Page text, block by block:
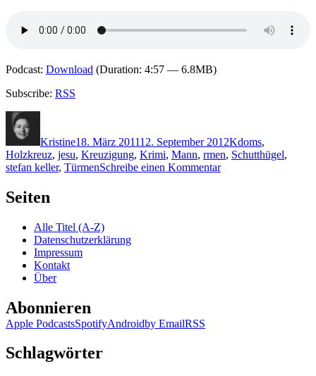
Podcast: Download (Duration: 4:57 — 6.8MB)
Subscribe: RSS
Kristine18. März 201112. September 2012Kdoms,
Holzkreuz, jesu, Kreuzigung, Krimi, Mann, rmen, Schutthügel,
stefan keller, TürmenSchreibe einen Kommentarzu
Seiten
Alle Titel (A-Z)
Datenschutzerklärung
Impressum
Kontakt
Über
Abonnieren
Apple PodcastsSpotifyAndroidby EmailRSS
Schlagwörter